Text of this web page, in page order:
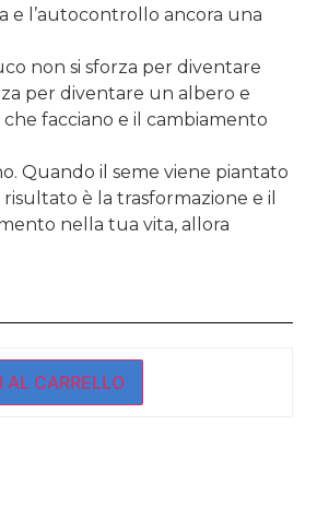
e l’autocontrollo ancora una
non si sforza per diventare
per diventare un albero e
facciano e il cambiamento
Quando il seme viene piantato
è la trasformazione e il
nella tua vita, allora
AL CARRELLO